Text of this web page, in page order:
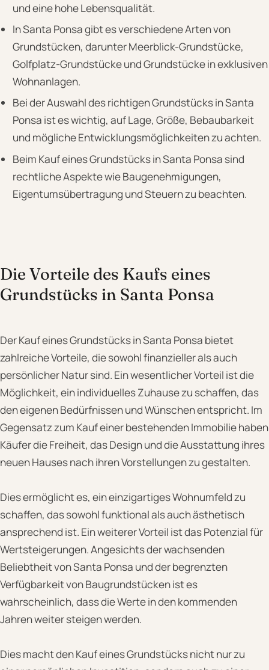
und eine hohe Lebensqualität.
In Santa Ponsa gibt es verschiedene Arten von
Grundstücken, darunter Meerblick-Grundstücke,
Golfplatz-Grundstücke und Grundstücke in exklusiven
Wohnanlagen.
Bei der Auswahl des richtigen Grundstücks in Santa
Ponsa ist es wichtig, auf Lage, Größe, Bebaubarkeit
und mögliche Entwicklungsmöglichkeiten zu achten.
Beim Kauf eines Grundstücks in Santa Ponsa sind
rechtliche Aspekte wie Baugenehmigungen,
Eigentumsübertragung und Steuern zu beachten.
Die Vorteile des Kaufs eines
Grundstücks in Santa Ponsa
Der Kauf eines Grundstücks in Santa Ponsa bietet
zahlreiche Vorteile, die sowohl finanzieller als auch
persönlicher Natur sind. Ein wesentlicher Vorteil ist die
Möglichkeit, ein individuelles Zuhause zu schaffen, das
den eigenen Bedürfnissen und Wünschen entspricht. Im
Gegensatz zum Kauf einer bestehenden Immobilie haben
Käufer die Freiheit, das Design und die Ausstattung ihres
neuen Hauses nach ihren Vorstellungen zu gestalten.
Dies ermöglicht es, ein einzigartiges Wohnumfeld zu
schaffen, das sowohl funktional als auch ästhetisch
ansprechend ist. Ein weiterer Vorteil ist das Potenzial für
Wertsteigerungen. Angesichts der wachsenden
Beliebtheit von Santa Ponsa und der begrenzten
Verfügbarkeit von Baugrundstücken ist es
wahrscheinlich, dass die Werte in den kommenden
Jahren weiter steigen werden.
Dies macht den Kauf eines Grundstücks nicht nur zu